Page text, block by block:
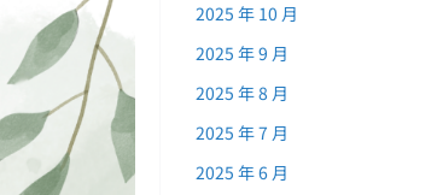
2025 年 10 月
2025 年 9 月
2025 年 8 月
2025 年 7 月
2025 年 6 月